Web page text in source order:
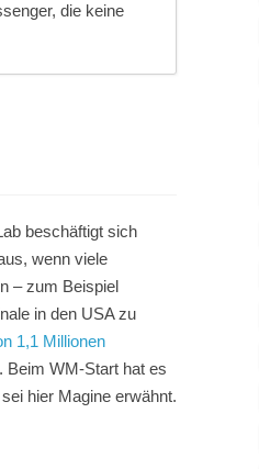
die keine
beschäftigt sich
wenn viele
– zum Beispiel
in den USA zu
1,1 Millionen
Beim WM-Start hat es
hier Magine erwähnt.